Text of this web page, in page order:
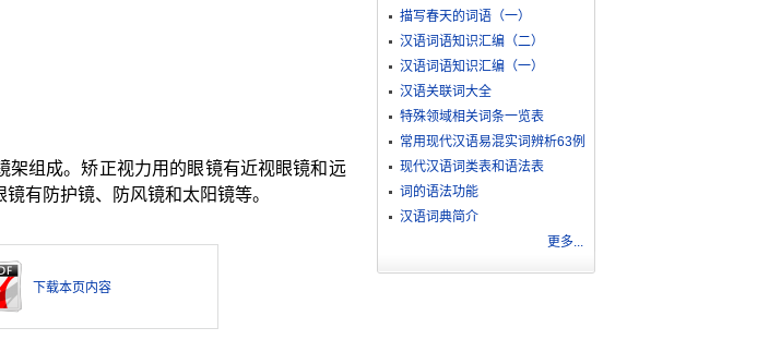
架组成。矫正视力用的眼镜有近视眼镜和远
有防护镜、防风镜和太阳镜等。
下载本页内容
描写春天的词语（一）
汉语词语知识汇编（二）
汉语词语知识汇编（一）
汉语关联词大全
特殊领域相关词条一览表
常用现代汉语易混实词辨析63例
现代汉语词类表和语法表
词的语法功能
汉语词典简介
更多...